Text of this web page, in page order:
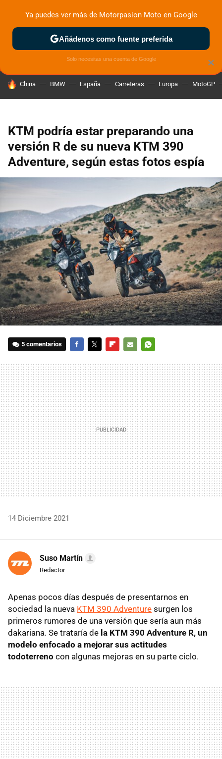
MENÚ NUEVO
ZONA DE PRUEBAS DEPORTIVAS MOTOS ELÉCTRICAS
HOY SE HABLA DE
China BMW España Carreteras Europa MotoGP
KTM podría estar preparando una
versión R de su nueva KTM 390
Adventure, según estas fotos espía
5 comentarios
MAIL
14 Diciembre 2021
Suso Martín
Redactor
Apenas pocos días después de presentarnos en
sociedad la nueva KTM 390 Adventure surgen los
primeros rumores de una versión que sería aun más
dakariana. Se trataría de la KTM 390 Adventure R, un
modelo enfocado a mejorar sus actitudes
todoterreno con algunas mejoras en su parte ciclo.
×
Ya puedes ver más de Motorpasion Moto en Google
Añádenos como fuente preferida
Solo necesitas una cuenta de Google